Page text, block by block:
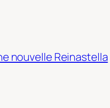
nouvelle Reinastella